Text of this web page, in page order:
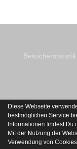
Besucherstatistik
Diese Webseite
bestmöglichen Service
Informationen findest Du
Mit der Nutzung der
Verwendung von